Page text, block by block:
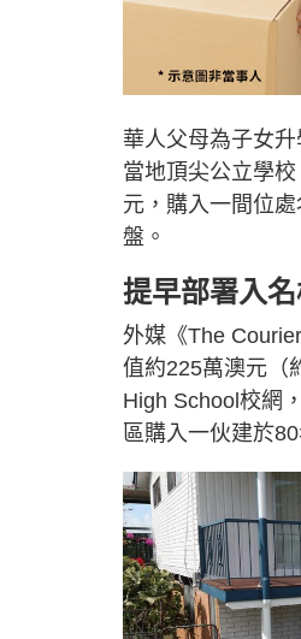
華人父母為子女
當地頂尖公立學
元，購入一間位
盤。
提早部署入名
外媒《The
值約225萬澳元（
High School校網
區購入一伙建於